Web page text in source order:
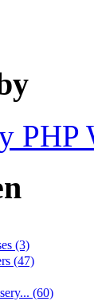
PHP
(3)
(47)
(60)